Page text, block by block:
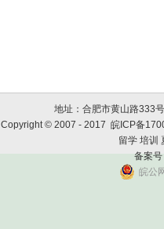
地址：合肥市黄山路333
Copyright © 2007 - 2017 皖ICP备
留学 培训
备案
皖公